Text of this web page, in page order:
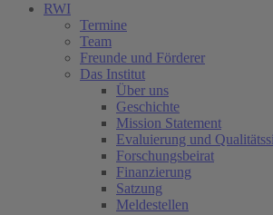
RWI
Termine
Team
Freunde und Förderer
Das Institut
Über uns
Geschichte
Mission Statement
Evaluierung und
Forschungsbeirat
Finanzierung
Satzung
Meldestellen